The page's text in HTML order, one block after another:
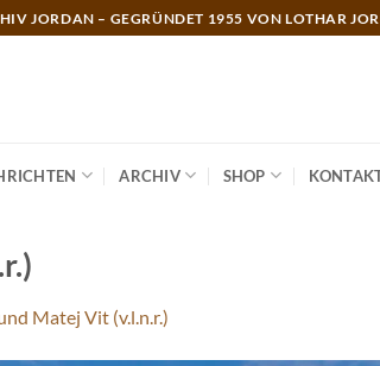
JORDAN – GEGRÜNDET 1955 VON LOTHAR
ARCHIV SHOP
Matej Vit (v.l.n.r.)